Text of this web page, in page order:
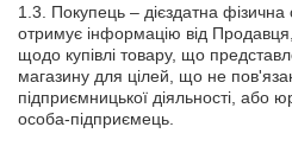
1.3. Покупець – дієздатна фізична
отримує інформацію від
щодо купівлі товару, що
магазину для цілей, що не
підприємницької діяльності, або
особа-підприємець.